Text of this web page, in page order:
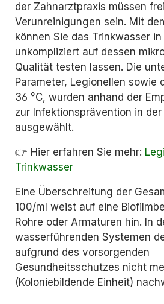
der Zahnarztpraxis müssen
Verunreinigungen sein. Mit
können Sie das Trinkwasser
unkompliziert auf dessen
Qualität testen lassen. Die
Parameter, Legionellen sowie
36 °C, wurden anhand der
zur Infektionsprävention in
ausgewählt.
👉 Hier erfahren Sie mehr:
Trinkwasser
Eine Überschreitung der
100/ml weist auf eine
Rohre oder Armaturen hin. In
wasserführenden Systemen
aufgrund des vorsorgenden
Gesundheitsschutzes nicht
(Koloniebildende Einheit)